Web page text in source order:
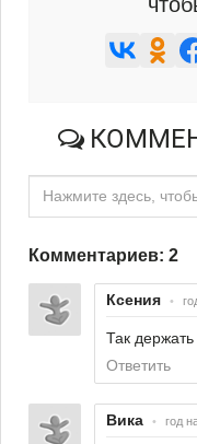
Нажмите здесь,
Комментариев: 2
Ксения •
Так
Ответить
Вика • год